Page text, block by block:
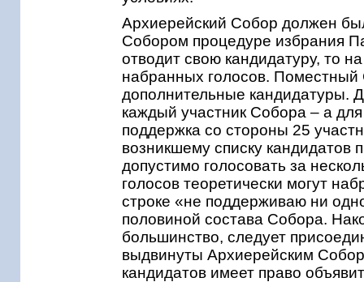
Архиерейский Собор должен
Собором процедуре избрания
отводит свою кандидатуру, то
набранных голосов. Поместный
дополнительные кандидатуры.
каждый участник Собора – а
поддержка со стороны 25
возникшему списку кандидатов
допустимо голосовать за
голосов теоретически могут
строке «не поддерживаю ни
половиной состава Собора.
большинство, следует
выдвинуты Архиерейским
кандидатов имеет право